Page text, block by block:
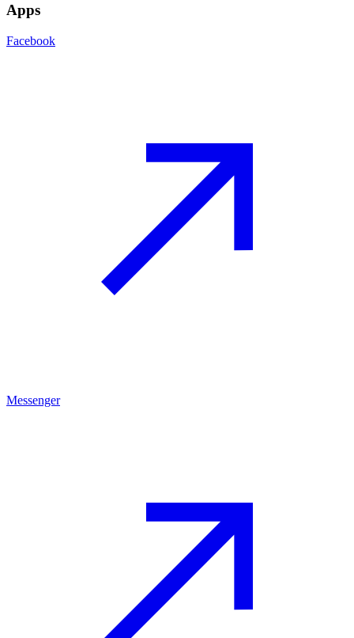
Apps
Facebook
Messenger